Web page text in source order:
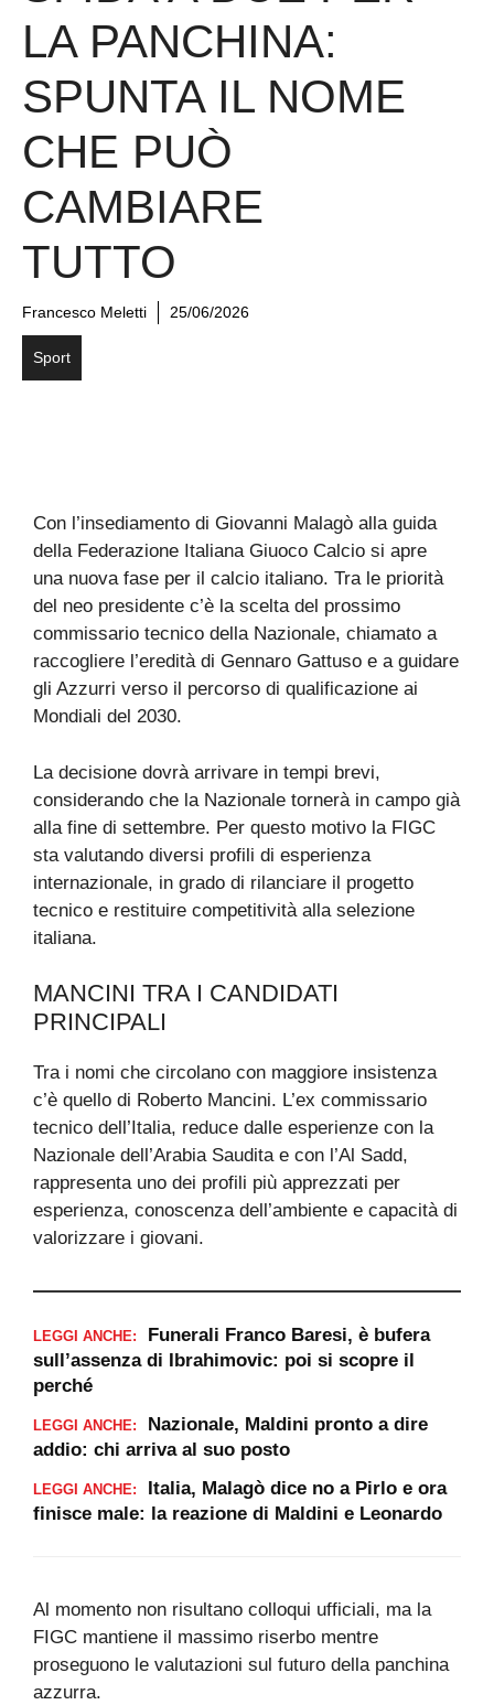
LA PANCHINA:
SPUNTA IL NOME
CHE PUÒ
CAMBIARE
TUTTO
Francesco Meletti 25/06/2026
Sport
Con l’insediamento di Giovanni Malagò alla guida
della Federazione Italiana Giuoco Calcio si apre
una nuova fase per il calcio italiano. Tra le priorità
del neo presidente c’è la scelta del prossimo
commissario tecnico della Nazionale, chiamato a
raccogliere l’eredità di Gennaro Gattuso e a guidare
gli Azzurri verso il percorso di qualificazione ai
Mondiali del 2030.
La decisione dovrà arrivare in tempi brevi,
considerando che la Nazionale tornerà in campo già
alla fine di settembre. Per questo motivo la FIGC
sta valutando diversi profili di esperienza
internazionale, in grado di rilanciare il progetto
tecnico e restituire competitività alla selezione
italiana.
MANCINI TRA I CANDIDATI
PRINCIPALI
Tra i nomi che circolano con maggiore insistenza
c’è quello di Roberto Mancini. L’ex commissario
tecnico dell’Italia, reduce dalle esperienze con la
Nazionale dell’Arabia Saudita e con l’Al Sadd,
rappresenta uno dei profili più apprezzati per
esperienza, conoscenza dell’ambiente e capacità di
valorizzare i giovani.
LEGGI ANCHE:
Funerali Franco Baresi, è bufera
sull’assenza di Ibrahimovic: poi si scopre il
perché
LEGGI ANCHE:
Nazionale, Maldini pronto a dire
addio: chi arriva al suo posto
LEGGI ANCHE:
Italia, Malagò dice no a Pirlo e ora
finisce male: la reazione di Maldini e Leonardo
Al momento non risultano colloqui ufficiali, ma la
FIGC mantiene il massimo riserbo mentre
proseguono le valutazioni sul futuro della panchina
azzurra.